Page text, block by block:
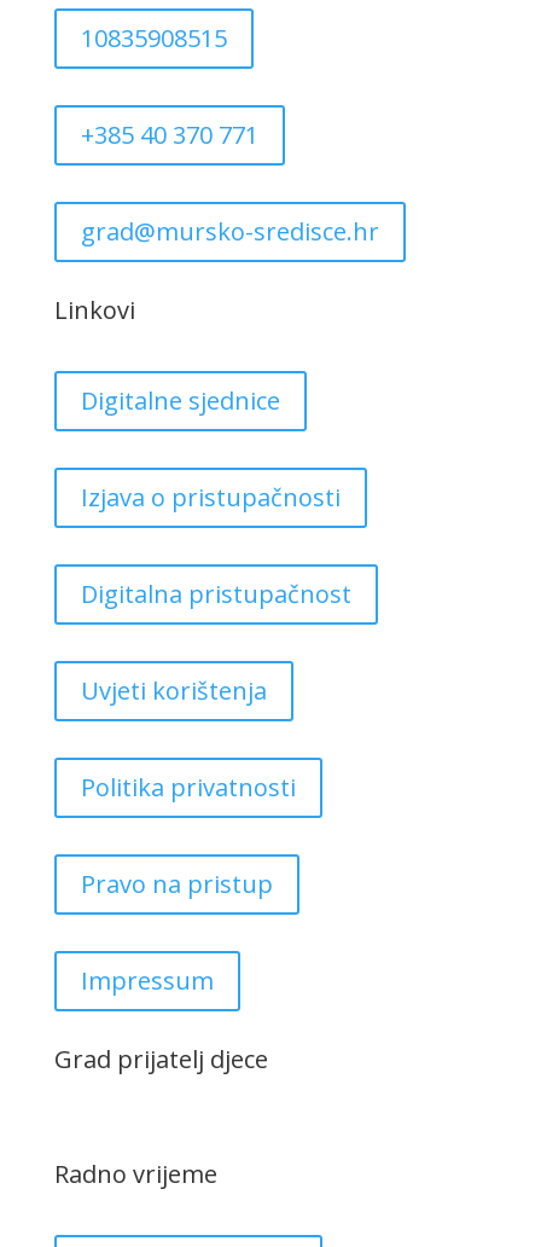
10835908515
+385 40 370 771
grad@mursko-sredisce.hr
Linkovi
Digitalne sjednice
Izjava o pristupačnosti
Digitalna pristupačnost
Uvjeti korištenja
Politika privatnosti
Pravo na pristup
Impressum
Grad prijatelj djece
Radno vrijeme